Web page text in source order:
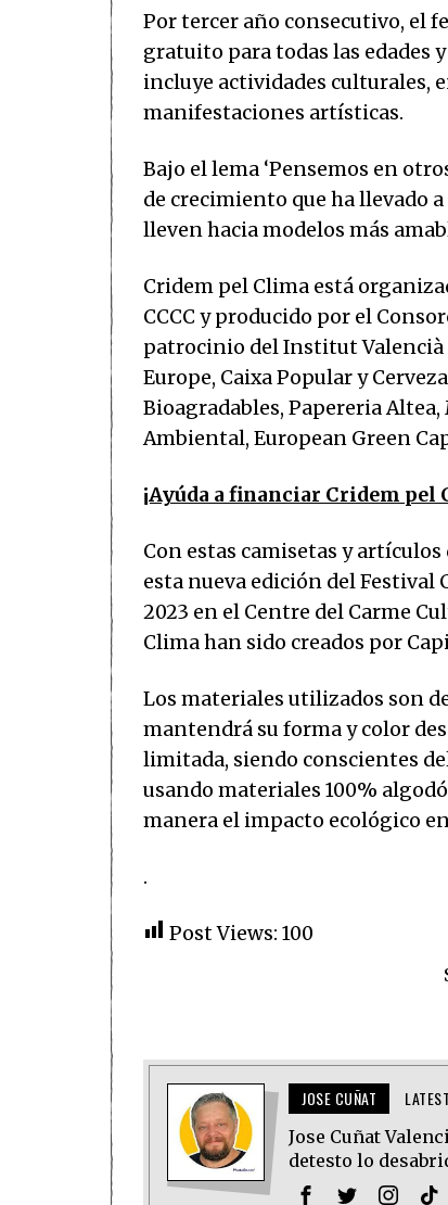
Por tercer año consecutivo, el
gratuito para todas las edades
incluye actividades culturales,
manifestaciones artísticas.
Bajo el lema ‘Pensemos en
de crecimiento que ha llevado
lleven hacia modelos más
Cridem pel Clima está
CCCC y producido por el
patrocinio del Institut Valencià
Europe, Caixa Popular y
Bioagradables, Papereria Altea,
Ambiental, European Green
¡Ayúda a financiar Cridem pel
Con estas camisetas y
esta nueva edición del Festival
2023 en el Centre del Carme
Clima han sido creados por
Los materiales utilizados son
mantendrá su forma y color
limitada, siendo conscientes
usando materiales 100%
manera el impacto ecológico
.
Post Views: 100
JOSE CUÑAT
Jose Cuñat
detesto lo